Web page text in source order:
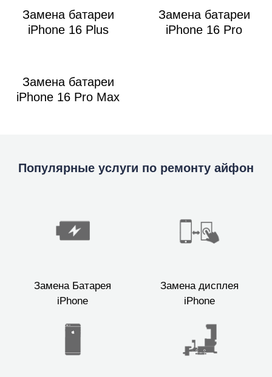
Замена батареи
iPhone 16 Plus
Замена батареи
iPhone 16 Pro
Замена батареи
iPhone 16 Pro Max
Популярные услуги по ремонту айфон
Замена Батарея
iPhone
Замена дисплея
iPhone